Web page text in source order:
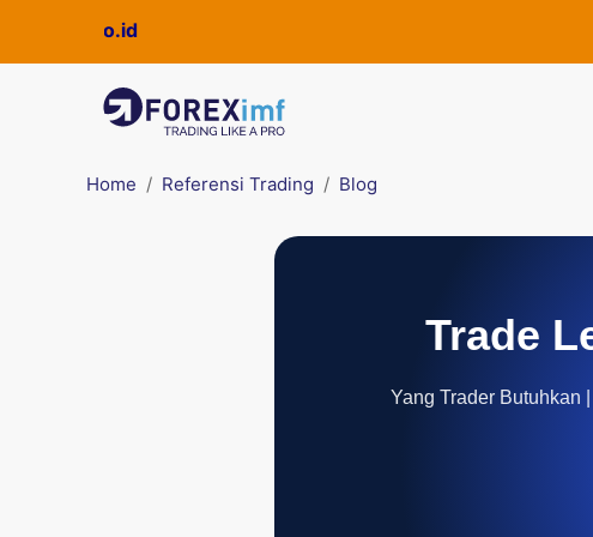
Home Referensi Trading Blog
Trade
Yang Trader Butuhkan